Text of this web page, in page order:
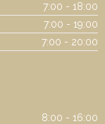
7:00 - 18:00
7:00 - 19:00
7:00 - 20:00
8:00 - 16:00